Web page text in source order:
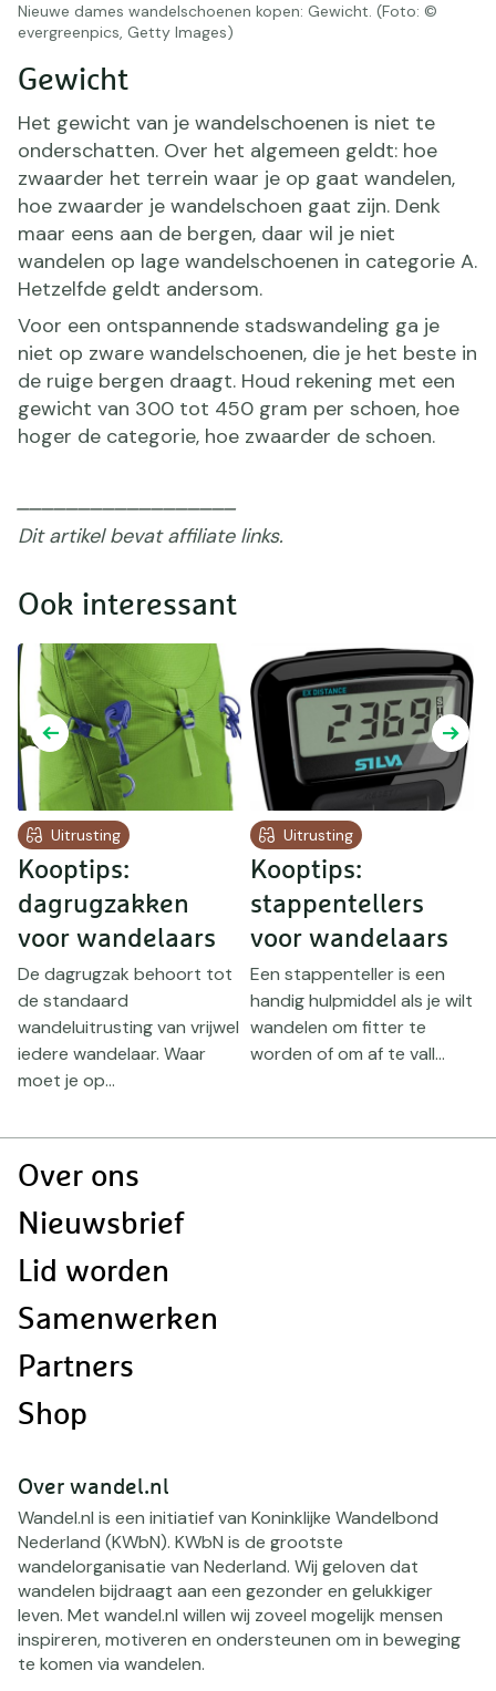
Nieuwe dames wandelschoenen kopen: Gewicht. (Foto: ©
evergreenpics, Getty Images)
Gewicht
Het gewicht van je wandelschoenen is niet te
onderschatten. Over het algemeen geldt: hoe
zwaarder het terrein waar je op gaat wandelen,
hoe zwaarder je wandelschoen gaat zijn. Denk
maar eens aan de bergen, daar wil je niet
wandelen op lage wandelschoenen in categorie A.
Hetzelfde geldt andersom.
Voor een ontspannende stadswandeling ga je
niet op zware wandelschoenen, die je het beste in
de ruige bergen draagt. Houd rekening met een
gewicht van 300 tot 450 gram per schoen, hoe
hoger de categorie, hoe zwaarder de schoen.
Dit artikel bevat affiliate links.
Ook interessant
Uitrusting
Kooptips:
dagrugzakken
voor wandelaars
De dagrugzak behoort tot
de standaard
wandeluitrusting van vrijwel
iedere wandelaar. Waar
moet je op...
Uitrusting
Kooptips:
stappentellers
voor wandelaars
Een stappenteller is een
handig hulpmiddel als je wilt
wandelen om fitter te
worden of om af te vall...
Doormat
Over ons
Nieuwsbrief
Lid worden
Samenwerken
Partners
Shop
Over wandel.nl
Wandel.nl is een initiatief van Koninklijke Wandelbond
Nederland (KWbN). KWbN is de grootste
wandelorganisatie van Nederland. Wij geloven dat
wandelen bijdraagt aan een gezonder en gelukkiger
leven. Met wandel.nl willen wij zoveel mogelijk mensen
inspireren, motiveren en ondersteunen om in beweging
te komen via wandelen.